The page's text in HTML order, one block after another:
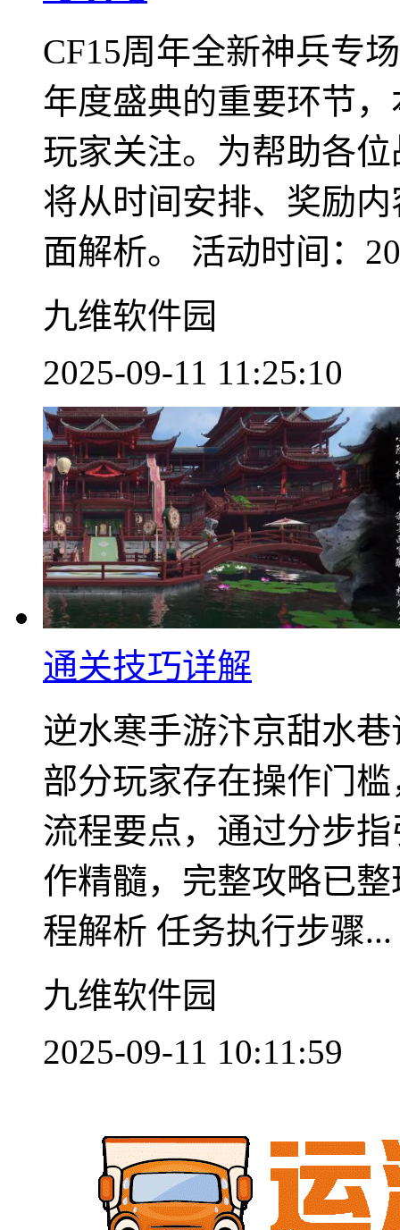
CF15周年全新神兵专
年度盛典的重要环节
玩家关注。为帮助各
将从时间安排、奖励
面解析。 活动时间：
九维软件园
2025-09-11 11:25:10
通关技巧详解
逆水寒手游汴京甜水
部分玩家存在操作门
流程要点，通过分步
作精髓，完整攻略已
程解析 任务执行步骤...
九维软件园
2025-09-11 10:11:59